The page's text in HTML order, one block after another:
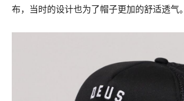
布，当时的设计也为了帽子更加的舒适透气。